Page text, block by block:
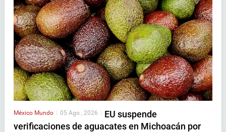
México Mundo | 05 Ago , 2026 | EU suspende
verificaciones de aguacates en Michoacán por